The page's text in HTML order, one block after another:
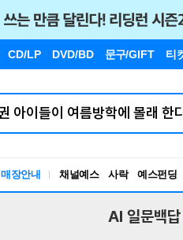
CD/LP DVD/BD 문구/GIFT 티
매장안내 채널예스 사락 예스펀딩
AI 일문백답